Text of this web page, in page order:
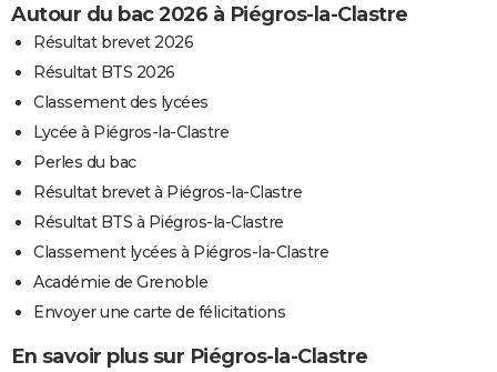
Autour du bac 2026 à Piégros-la-Clastre
Résultat brevet 2026
Résultat BTS 2026
Classement des lycées
Lycée à Piégros-la-Clastre
Perles du bac
Résultat brevet à Piégros-la-Clastre
Résultat BTS à Piégros-la-Clastre
Classement lycées à Piégros-la-Clastre
Académie de Grenoble
Envoyer une carte de félicitations
En savoir plus sur Piégros-la-Clastre